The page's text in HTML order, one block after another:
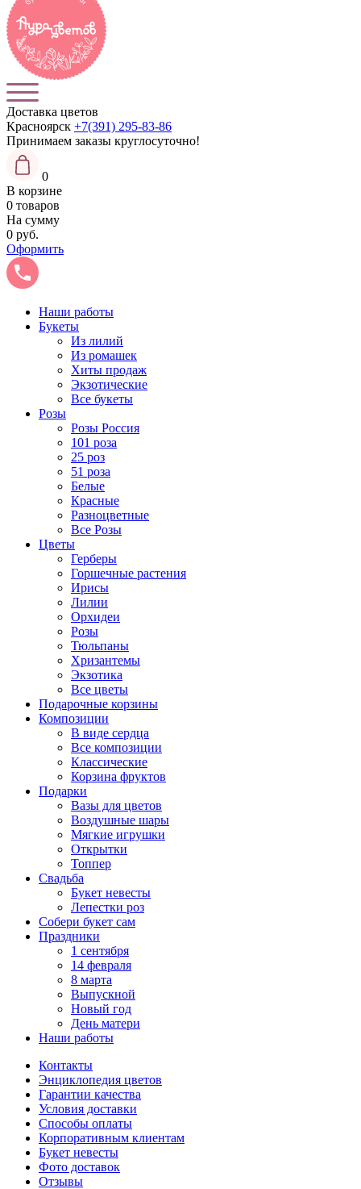
Доставка цветов
Красноярск +7(391) 295-83-86
Принимаем заказы круглосуточно!
0
В корзине
0 товаров
На сумму
0 руб.
Оформить
Наши работы
Букеты
Из лилий
Из ромашек
Хиты продаж
Экзотические
Все букеты
Розы
Розы Россия
101 роза
25 роз
51 роза
Белые
Красные
Разноцветные
Все Розы
Цветы
Герберы
Горшечные растения
Ирисы
Лилии
Орхидеи
Розы
Тюльпаны
Хризантемы
Экзотика
Все цветы
Подарочные корзины
Композиции
В виде сердца
Все композиции
Классические
Корзина фруктов
Подарки
Вазы для цветов
Воздушные шары
Мягкие игрушки
Открытки
Топпер
Свадьба
Букет невесты
Лепестки роз
Собери букет сам
Праздники
1 сентября
14 февраля
8 марта
Выпускной
Новый год
День матери
Наши работы
Контакты
Энциклопедия цветов
Гарантии качества
Условия доставки
Способы оплаты
Корпоративным клиентам
Букет невесты
Фото доставок
Отзывы